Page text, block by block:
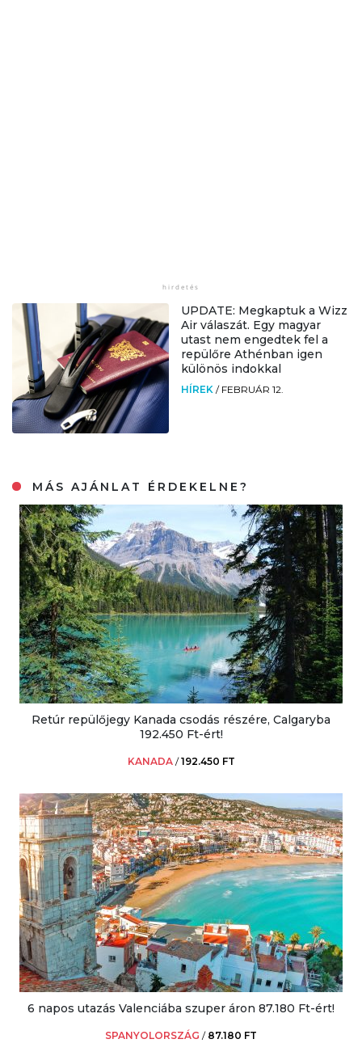
UPDATE: Megkaptuk a Wizz
Air válaszát. Egy magyar
utast nem engedtek fel a
repülőre Athénban igen
különös indokkal
HÍREK / FEBRUÁR 12.
MÁS AJÁNLAT ÉRDEKELNE?
Retúr repülőjegy Kanada csodás részére, Calgaryba
192.450 Ft-ért!
KANADA /192.450 FT
6 napos utazás Valenciába szuper áron 87.180 Ft-ért!
SPANYOLORSZÁG / 87.180 FT